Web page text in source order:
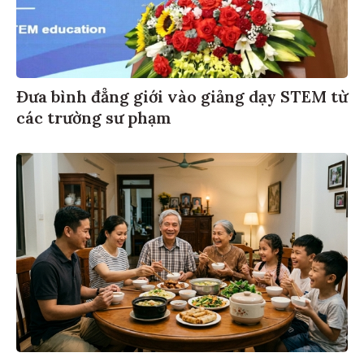
Đưa bình đẳng giới vào giảng dạy STEM từ
các trường sư phạm